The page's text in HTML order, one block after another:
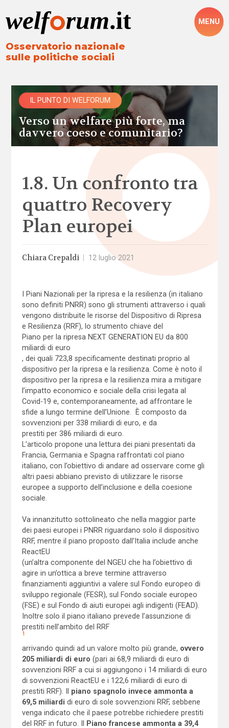
Osservatorio nazionale
sulle politiche sociali
MENU
IL PUNTO DI WELFORUM
Verso un welfare più forte, ma
davvero coeso e comunitario?
1.8. Un confronto tra
quattro Recovery
Plan europei
Chiara Crepaldi 12 luglio 2021
I Piani Nazionali per la ripresa e la resilienza (in italiano
sono definiti PNRR) sono gli strumenti attraverso i quali
vengono distribuite le risorse del Dispositivo di Ripresa
e Resilienza (RRF), lo strumento chiave del
Piano per la ripresa NEXT GENERATION EU da 800
miliardi di euro
, dei quali 723,8 specificamente destinati proprio al
dispositivo per la ripresa e la resilienza. Come è noto il
dispositivo per la ripresa e la resilienza mira a mitigare
l’impatto economico e sociale della crisi legata al
Covid-19 e, contemporaneamente, ad affrontare le
sfide a lungo termine dell’Unione. È composto da
sovvenzioni per 338 miliardi di euro, e da
prestiti per 386 miliardi di euro.
L’articolo propone una lettura dei piani presentati da
Francia, Germania e Spagna raffrontati col piano
italiano, con l’obiettivo di andare ad osservare come gli
altri paesi abbiano previsto di utilizzare le risorse
europee a supporto dell’inclusione e della coesione
sociale.
Va innanzitutto sottolineato che nella maggior parte
dei paesi europei i PNRR riguardano solo il dispositivo
RRF, mentre il piano proposto dall’Italia include anche
ReactEU
(un’altra componente del NGEU che ha l’obiettivo di
agire in un’ottica a breve termine attraverso
finanziamenti aggiuntivi a valere sul Fondo europeo di
sviluppo regionale (FESR), sul Fondo sociale europeo
(FSE) e sul Fondo di aiuti europei agli indigenti (FEAD).
Inoltre solo il piano italiano prevede l’assunzione di
prestiti nell’ambito del RRF
1
arrivando quindi ad un valore molto più grande, ovvero
205 miliardi di euro (pari ai 68,9 miliardi di euro di
sovvenzioni RRF a cui si aggiungono i 14 miliardi di euro
di sovvenzioni ReactEU e i 122,6 miliardi di euro di
prestiti RRF). Il piano spagnolo invece ammonta a
69,5 miliardi di euro di sole sovvenzioni RRF, sebbene
venga indicato che il paese potrebbe richiedere prestiti
del RRF in futuro. Il
Piano francese ammonta a 39,4